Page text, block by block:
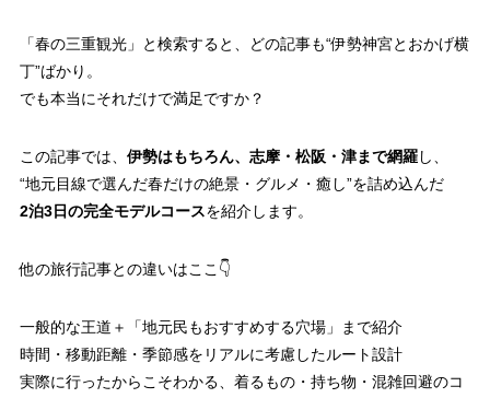
「春の三重観光」と検索すると、どの記事も“伊勢神宮とおかげ横
丁”ばかり。
でも本当にそれだけで満足ですか？
この記事では、 伊勢はもちろん、志摩・松阪・津まで網羅し、
“地元目線で選んだ春だけの絶景・グルメ・癒し”を詰め込んだ
2泊3日の完全モデルコースを紹介します。
他の旅行記事との違いはここ👇
一般的な王道＋「地元民もおすすめする穴場」まで紹介
時間・移動距離・季節感をリアルに考慮したルート設計
実際に行ったからこそわかる、着るもの・持ち物・混雑回避のコ